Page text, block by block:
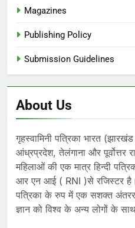
Magazines
Publishing Policy
Submission Guidelines
About Us
गृहस्वामिनी पत्रिका भारत
आंध्रप्रदेश, तेलंगाना और पूर्वोत्तर
महिलाओं की एक मात्र हिन्दी
आर एन आई ( RNI )से रजिस्टर
पत्रिका के रुप में एक सशक्त
ज्ञान को विश्व के अन्य लोगों के